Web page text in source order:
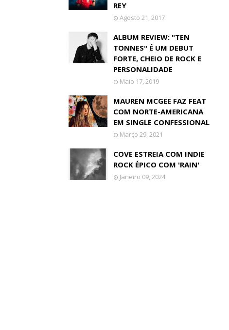
REY
Agosto 21, 2017
ALBUM REVIEW: "TEN
TONNES" É UM DEBUT
FORTE, CHEIO DE ROCK E
PERSONALIDADE
Maio 17, 2019
MAUREN MCGEE FAZ FEAT
COM NORTE-AMERICANA
EM SINGLE CONFESSIONAL
Março 29, 2021
COVE ESTREIA COM INDIE
ROCK ÉPICO COM 'RAIN'
Janeiro 09, 2024